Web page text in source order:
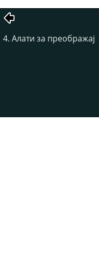
4. Алати за преображај